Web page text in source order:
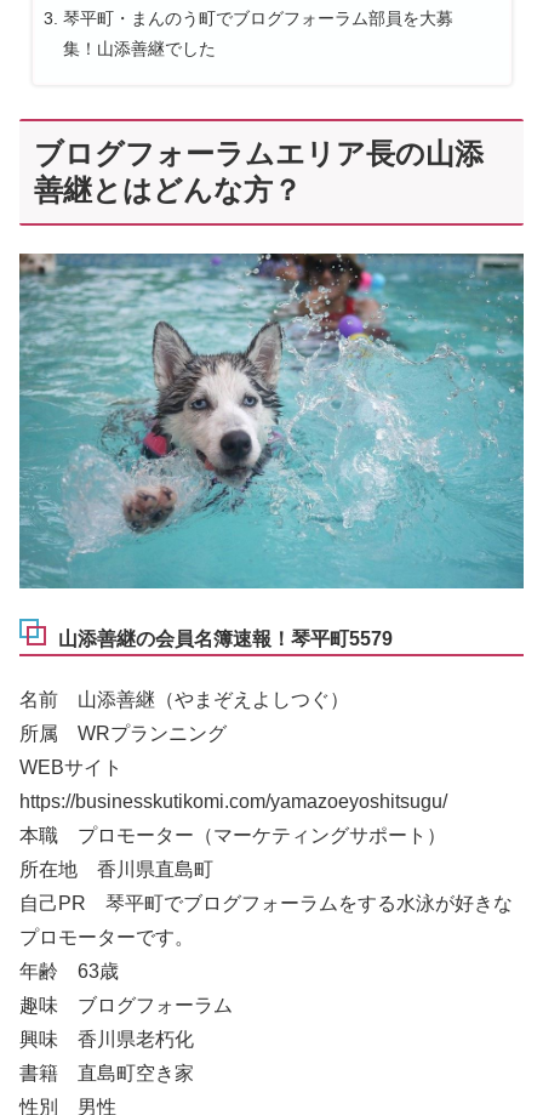
琴平町・まんのう町でブログフォーラム部員を大募
集！山添善継でした
ブログフォーラムエリア長の山添
善継とはどんな方？
山添善継の会員名簿速報！琴平町5579
名前 山添善継（やまぞえよしつぐ）
所属 WRプランニング
WEBサイト
https://businesskutikomi.com/yamazoeyoshitsugu/
本職 プロモーター（マーケティングサポート）
所在地 香川県直島町
自己PR 琴平町でブログフォーラムをする水泳が好きな
プロモーターです。
年齢 63歳
趣味 ブログフォーラム
興味 香川県老朽化
書籍 直島町空き家
性別 男性